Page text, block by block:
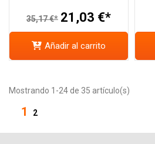
35,17 €* 21,03 €*
Añadir al carrito
Mostrando 1-24 de 35 artículo(s)
1 2